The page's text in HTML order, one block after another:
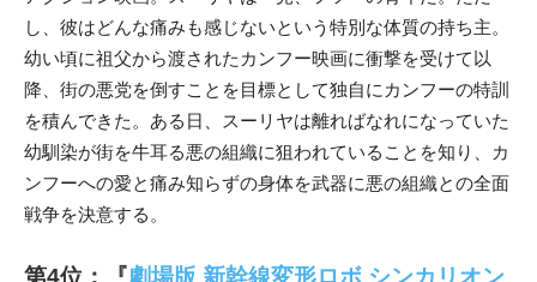
し、彼はどんな痛みも感じないという特別な体質の持ち主。
幼い頃に祖父から渡されたカンフー映画に衝撃を受けて以
降、街の悪党を倒すことを目標として独自にカンフーの特訓
を積んできた。ある日、スーリヤは離ればなれになっていた
幼馴染が街を牛耳る悪の組織に狙われていることを知り、カ
ンフーへの愛と痛み知らずの身体を武器に悪の組織との全面
戦争を決意する。
第4位：『劇場版 新幹線変形ロボ シンカリオン